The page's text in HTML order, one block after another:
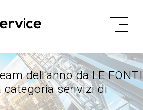
dell'anno da LE FONTI
categoria serivizi di